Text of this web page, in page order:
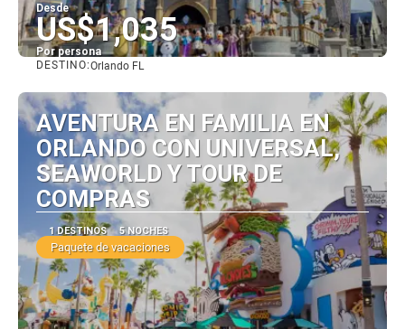
Desde
US$1,035
Por persona
DESTINO:Orlando FL
AVENTURA EN FAMILIA EN
ORLANDO CON UNIVERSAL,
SEAWORLD Y TOUR DE
COMPRAS
1 DESTINOS 5 NOCHES
Paquete de vacaciones